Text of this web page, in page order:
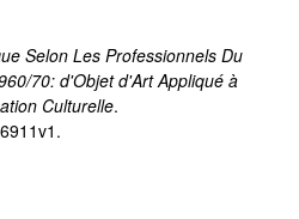
Selon Les Professionnels Du
70: d'Objet d'Art Appliqué à
Culturelle.